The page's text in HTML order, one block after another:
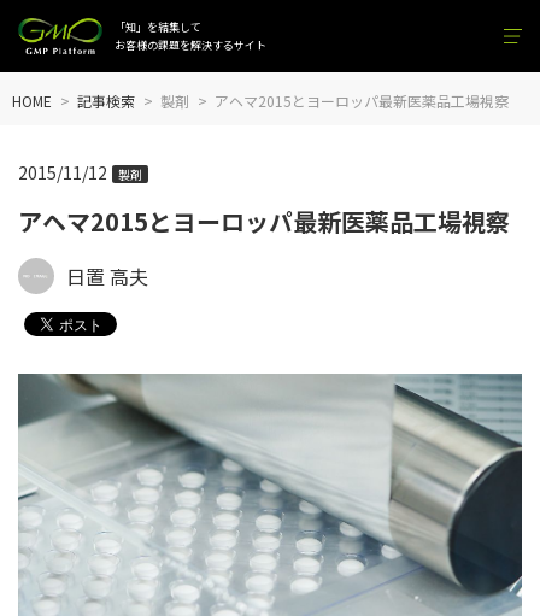
「知」を結集して
お客様の課題を解決するサイト
HOME 記事検索 製剤 アヘマ2015とヨーロッパ最新医薬品工場視察
アヘマ2015とヨーロッパ最新医薬品工場視察
2015/11/12 製剤
日置 高夫